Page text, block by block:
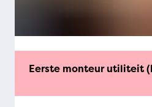
Eerste monteur utiliteit